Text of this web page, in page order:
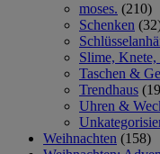
moses. (210)
Schenken
Slime,
Taschen &
Trendhaus
Uhren &
Weihnachten (158)